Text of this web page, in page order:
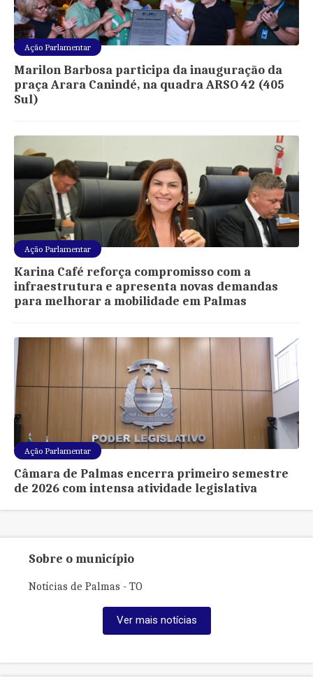
Ação Parlamentar
Marilon Barbosa participa da inauguração da
praça Arara Canindé, na quadra ARSO 42 (405
Sul)
Ação Parlamentar
Karina Café reforça compromisso com a
infraestrutura e apresenta novas demandas
para melhorar a mobilidade em Palmas
Ação Parlamentar
Câmara de Palmas encerra primeiro semestre
de 2026 com intensa atividade legislativa
Sobre o município
Notícias de Palmas - TO
Ver mais notícias